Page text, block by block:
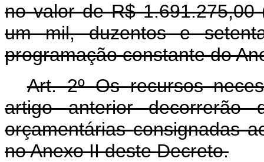
no valor de R$
um mil, duzentos e
programação constante do
Art. 2º Os recursos
artigo anterior decorrerão
orçamentárias consignadas
no Anexo II deste Decreto.